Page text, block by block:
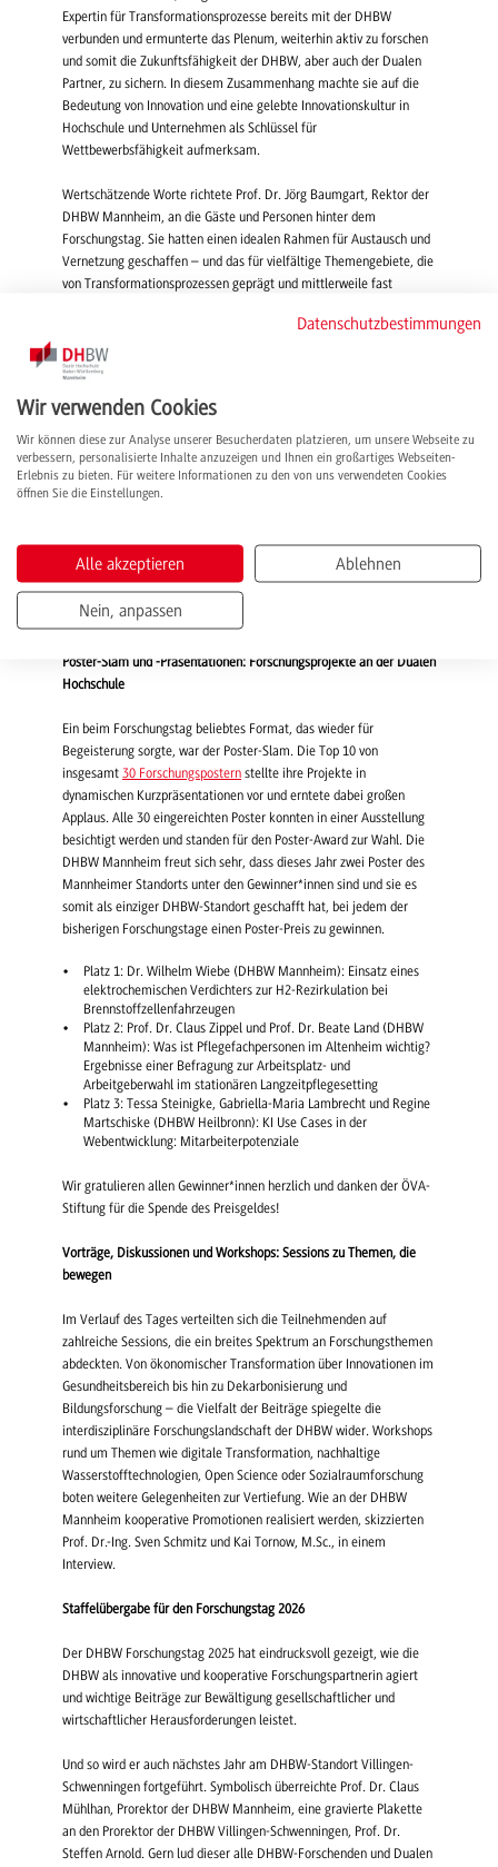
Expertin für Transformationsprozesse bereits mit der DHBW
verbunden und ermunterte das Plenum, weiterhin aktiv zu forschen
und somit die Zukunftsfähigkeit der DHBW, aber auch der Dualen
Partner, zu sichern. In diesem Zusammenhang machte sie auf die
Bedeutung von Innovation und eine gelebte Innovationskultur in
Hochschule und Unternehmen als Schlüssel für
Wettbewerbsfähigkeit aufmerksam.
Wertschätzende Worte richtete Prof. Dr. Jörg Baumgart, Rektor der
DHBW Mannheim, an die Gäste und Personen hinter dem
Forschungstag. Sie hatten einen idealen Rahmen für Austausch und
Vernetzung geschaffen – und das für vielfältige Themengebiete, die
von Transformationsprozessen geprägt und mittlerweile fast
Keynotes: Einblicke in Maßnahmen von Partnerunternehmen
Wie dringende Fragen der Gegenwart und Zukunft in Unternehmen
angegangen werden, zeigten zwei spannende Keynotes: Fabian
Bülow (Senior Scientist – Industrial AI, ABB AG) gab Einblick in die
KI-Forschung bei ABB und demonstrierte, wie Tools der Künstlichen
Intelligenz in täglichen Arbeitsprozessen eingesetzt werden.
zukünftig auf Diversity setzen wird, wie sie im Unternehmen gelebt
wird und welche Maßnahmen tatsächlich wirksam sind, um das
Wohlbefinden und das Zugehörigkeitsgefühl von Mitarbeitenden und
Kunden zu steigern.
Poster-Slam und -Präsentationen: Forschungsprojekte an der Dualen
Hochschule
Ein beim Forschungstag beliebtes Format, das wieder für
Begeisterung sorgte, war der Poster-Slam. Die Top 10 von
insgesamt 30 Forschungspostern stellte ihre Projekte in
dynamischen Kurzpräsentationen vor und erntete dabei großen
Applaus. Alle 30 eingereichten Poster konnten in einer Ausstellung
besichtigt werden und standen für den Poster-Award zur Wahl. Die
DHBW Mannheim freut sich sehr, dass dieses Jahr zwei Poster des
Mannheimer Standorts unter den Gewinner*innen sind und sie es
somit als einziger DHBW-Standort geschafft hat, bei jedem der
bisherigen Forschungstage einen Poster-Preis zu gewinnen.
Platz 1: Dr. Wilhelm Wiebe (DHBW Mannheim): Einsatz eines
elektrochemischen Verdichters zur H2-Rezirkulation bei
Brennstoffzellenfahrzeugen
Platz 2: Prof. Dr. Claus Zippel und Prof. Dr. Beate Land (DHBW
Mannheim): Was ist Pflegefachpersonen im Altenheim wichtig?
Ergebnisse einer Befragung zur Arbeitsplatz- und
Arbeitgeberwahl im stationären Langzeitpflegesetting
Platz 3: Tessa Steinigke, Gabriella-Maria Lambrecht und Regine
Martschiske (DHBW Heilbronn): KI Use Cases in der
Webentwicklung: Mitarbeiterpotenziale
Wir gratulieren allen Gewinner*innen herzlich und danken der ÖVA-
Stiftung für die Spende des Preisgeldes!
Vorträge, Diskussionen und Workshops: Sessions zu Themen, die
bewegen
Im Verlauf des Tages verteilten sich die Teilnehmenden auf
zahlreiche Sessions, die ein breites Spektrum an Forschungsthemen
abdeckten. Von ökonomischer Transformation über Innovationen im
Gesundheitsbereich bis hin zu Dekarbonisierung und
Bildungsforschung – die Vielfalt der Beiträge spiegelte die
interdisziplinäre Forschungslandschaft der DHBW wider. Workshops
rund um Themen wie digitale Transformation, nachhaltige
Wasserstofftechnologien, Open Science oder Sozialraumforschung
boten weitere Gelegenheiten zur Vertiefung. Wie an der DHBW
Mannheim kooperative Promotionen realisiert werden, skizzierten
Prof. Dr.-Ing. Sven Schmitz und Kai Tornow, M.Sc., in einem
Interview.
Staffelübergabe für den Forschungstag 2026
Der DHBW Forschungstag 2025 hat eindrucksvoll gezeigt, wie die
DHBW als innovative und kooperative Forschungspartnerin agiert
und wichtige Beiträge zur Bewältigung gesellschaftlicher und
wirtschaftlicher Herausforderungen leistet.
Und so wird er auch nächstes Jahr am DHBW-Standort Villingen-
Schwenningen fortgeführt. Symbolisch überreichte Prof. Dr. Claus
Mühlhan, Prorektor der DHBW Mannheim, eine gravierte Plakette
an den Prorektor der DHBW Villingen-Schwenningen, Prof. Dr.
Steffen Arnold. Gern lud dieser alle DHBW-Forschenden und Dualen
Datenschutzbestimmungen
Wir verwenden Cookies
Wir können diese zur Analyse unserer Besucherdaten platzieren, um unsere Webseite zu
verbessern, personalisierte Inhalte anzuzeigen und Ihnen ein großartiges Webseiten-
Erlebnis zu bieten. Für weitere Informationen zu den von uns verwendeten Cookies
öffnen Sie die Einstellungen.
Alle akzeptieren Ablehnen
Nein, anpassen